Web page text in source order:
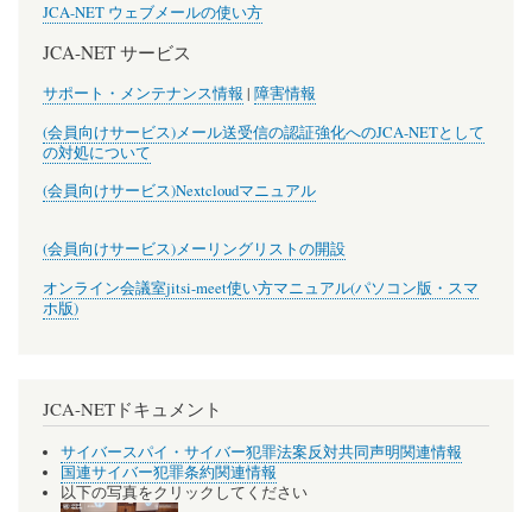
JCA-NET ウェブメールの使い方
JCA-NET サービス
サポート・メンテナンス情報 | 障害情報
(会員向けサービス)メール送受信の認証強化へのJCA-NETとして
の対処について
(会員向けサービス)Nextcloudマニュアル
(会員向けサービス)メーリングリストの開設
オンライン会議室jitsi-meet使い方マニュアル(パソコン版・スマ
ホ版)
JCA-NETドキュメント
サイバースパイ・サイバー犯罪法案反対共同声明関連情報
国連サイバー犯罪条約関連情報
以下の写真をクリックしてください